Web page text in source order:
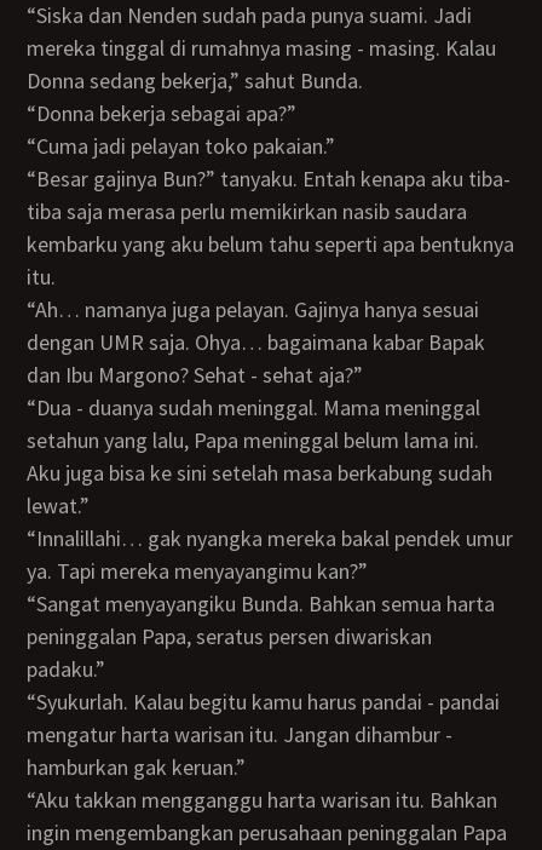
“Siska dan Nenden sudah pada punya suami. Jadi
mereka tinggal di rumahnya masing - masing. Kalau
Donna sedang bekerja,” sahut Bunda.
“Donna bekerja sebagai apa?”
“Cuma jadi pelayan toko pakaian.”
“Besar gajinya Bun?” tanyaku. Entah kenapa aku tiba-
tiba saja merasa perlu memikirkan nasib saudara
kembarku yang aku belum tahu seperti apa bentuknya
itu.
“Ah… namanya juga pelayan. Gajinya hanya sesuai
dengan UMR saja. Ohya… bagaimana kabar Bapak
dan Ibu Margono? Sehat - sehat aja?”
“Dua - duanya sudah meninggal. Mama meninggal
setahun yang lalu, Papa meninggal belum lama ini.
Aku juga bisa ke sini setelah masa berkabung sudah
lewat.”
“Innalillahi… gak nyangka mereka bakal pendek umur
ya. Tapi mereka menyayangimu kan?”
“Sangat menyayangiku Bunda. Bahkan semua harta
peninggalan Papa, seratus persen diwariskan
padaku.”
“Syukurlah. Kalau begitu kamu harus pandai - pandai
mengatur harta warisan itu. Jangan dihambur -
hamburkan gak keruan.”
“Aku takkan mengganggu harta warisan itu. Bahkan
ingin mengembangkan perusahaan peninggalan Papa